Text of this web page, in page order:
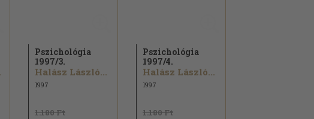
Pszichológia
1997/3.
Halász László...
1997
1.180 Ft
Pszichológia
1997/4.
Halász László...
1997
1.180 Ft